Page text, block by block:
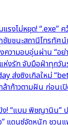
รงไม่หยุด! “.exe”
ยชนะสถานีโทรทัศ
ความอบอุ่นผ่าน “อ
งรัก จับมือฝ่าทุกวัน
ส่งซิงเกิลใหม่
าก้าวตามฝัน ก่อนเ
! “แบม พิชญานิน”
แดนซ์จัดหนัก ชวนแ